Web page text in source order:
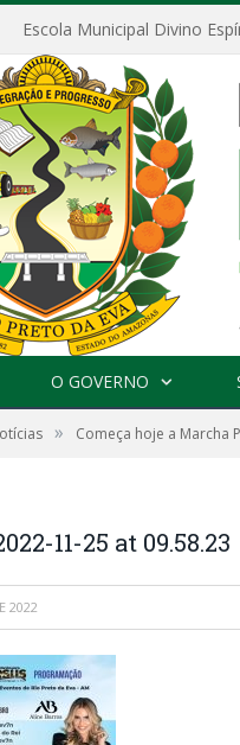
O GOVERNO
» Começa hoje a Marcha
11-25 at 09.58.23
2022